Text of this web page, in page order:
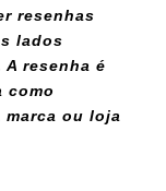
resenhas
lados
resenha é
como
ou loja